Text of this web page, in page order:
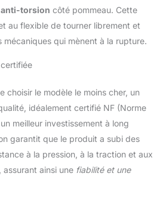
torsion côté pommeau. Cette
au flexible de tourner librement et
mécaniques qui mènent à la rupture.
choisir le modèle le moins cher, un
idéalement certifié NF (Norme
meilleur investissement à long
garantit que le produit a subi des
à la pression, à la traction et aux
ainsi une fiabilité et une